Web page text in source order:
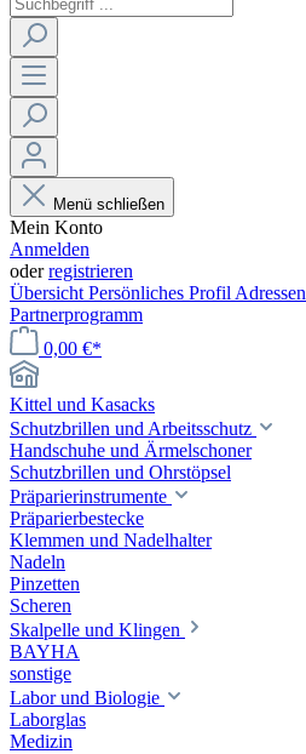
Menü schließen
Mein Konto
Anmelden
oderregistrieren
Übersicht Persönliches Profil Adressen
Partnerprogramm
0,00 €*
Kittel und Kasacks
Schutzbrillen und Arbeitsschutz
Handschuhe und Ärmelschoner
Schutzbrillen und Ohrstöpsel
Präparierinstrumente
Präparierbestecke
Klemmen und Nadelhalter
Nadeln
Pinzetten
Scheren
Skalpelle und Klingen
BAYHA
sonstige
Labor und Biologie
Laborglas
Medizin